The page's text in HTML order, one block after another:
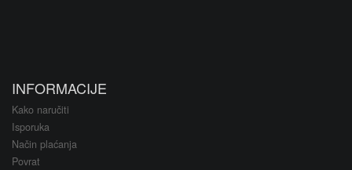
INFORMACIJE
Kako naručiti
Isporuka
Način plaćanja
Povrat